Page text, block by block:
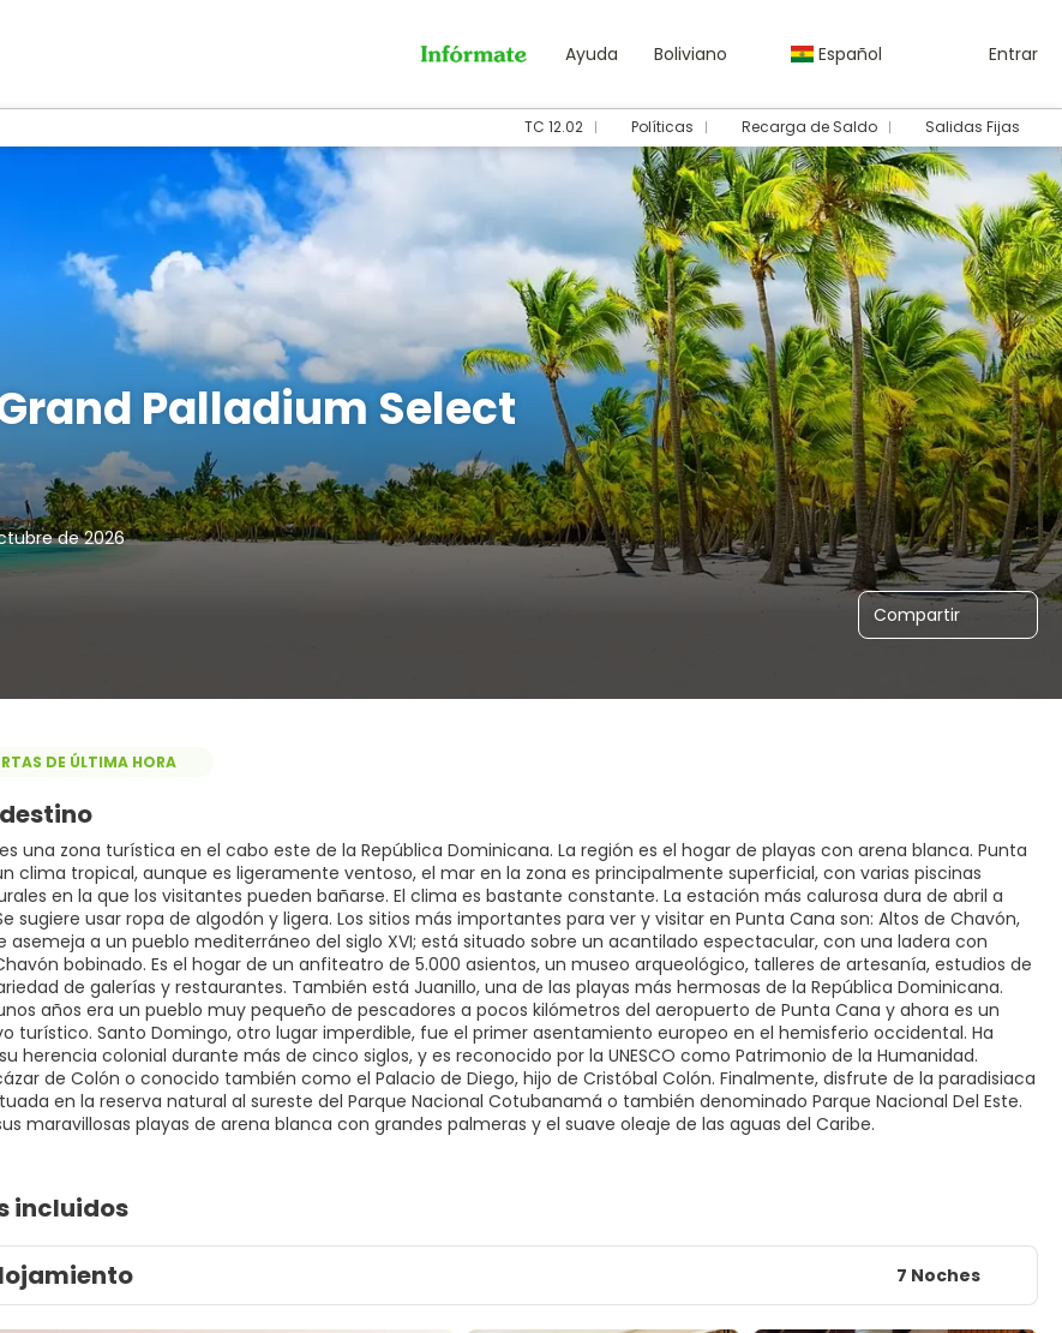
Ayuda Boliviano Español Entrar
TC 12.02 Políticas Recarga de Saldo Salidas Fijas
Palladium Select
de 2026
Compartir
DE ÚLTIMA HORA
una zona turística en el cabo este de la República Dominicana. La región es el hogar de playas con arena blanca. Punta
clima tropical, aunque es ligeramente ventoso, el mar en la zona es principalmente superficial, con varias piscinas
en la que los visitantes pueden bañarse. El clima es bastante constante. La estación más calurosa dura de abril a
sugiere usar ropa de algodón y ligera. Los sitios más importantes para ver y visitar en Punta Cana son: Altos de Chavón,
asemeja a un pueblo mediterráneo del siglo XVI; está situado sobre un acantilado espectacular, con una ladera con
bobinado. Es el hogar de un anfiteatro de 5.000 asientos, un museo arqueológico, talleres de artesanía, estudios de
de galerías y restaurantes. También está Juanillo, una de las playas más hermosas de la República Dominicana.
años era un pueblo muy pequeño de pescadores a pocos kilómetros del aeropuerto de Punta Cana y ahora es un
turístico. Santo Domingo, otro lugar imperdible, fue el primer asentamiento europeo en el hemisferio occidental. Ha
herencia colonial durante más de cinco siglos, y es reconocido por la UNESCO como Patrimonio de la Humanidad.
de Colón o conocido también como el Palacio de Diego, hijo de Cristóbal Colón. Finalmente, disfrute de la paradisiaca
en la reserva natural al sureste del Parque Nacional Cotubanamá o también denominado Parque Nacional Del Este.
maravillosas playas de arena blanca con grandes palmeras y el suave oleaje de las aguas del Caribe.
incluidos
7 Noches